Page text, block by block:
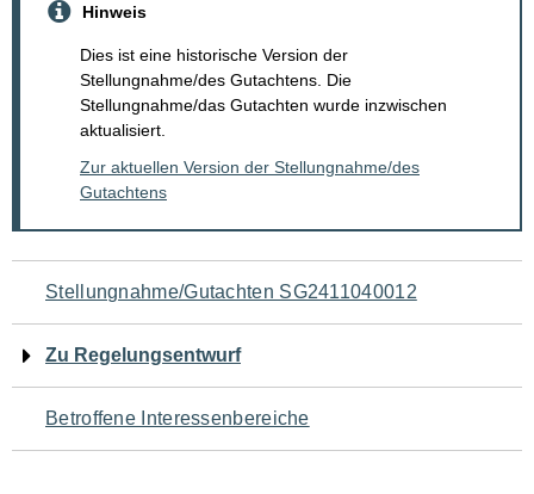
Hinweis
Dies ist eine historische Version der
Stellungnahme/des Gutachtens. Die
Stellungnahme/das Gutachten wurde inzwischen
aktualisiert.
Zur aktuellen Version der Stellungnahme/des
Gutachtens
Navigation
für
den
Seiteninhalt
Stellungnahme/Gutachten SG2411040012
Zu Regelungsentwurf
Betroffene Interessenbereiche